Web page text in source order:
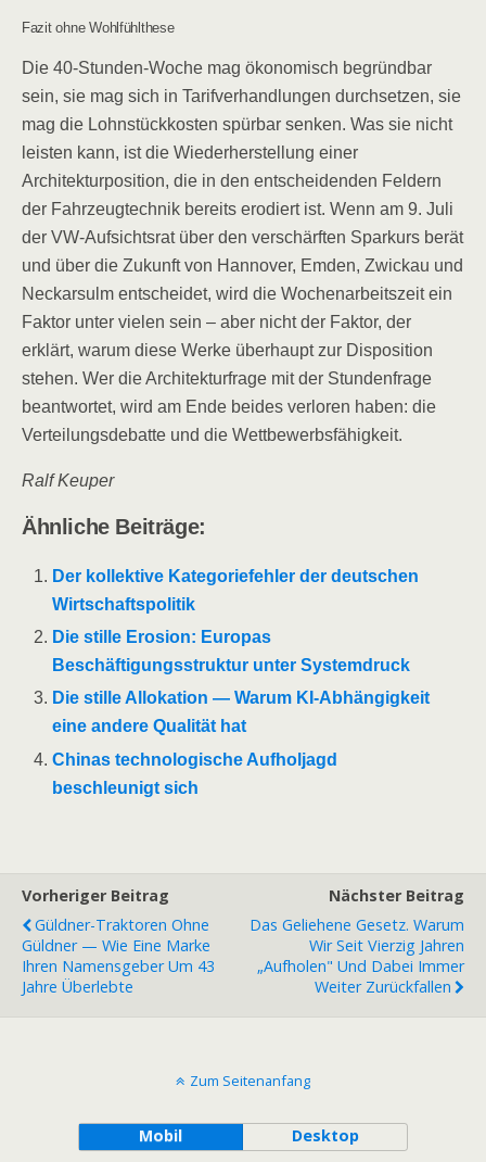
Fazit ohne Wohlfühlthese
Die 40-Stunden-Woche mag ökonomisch begründbar
sein, sie mag sich in Tarifverhandlungen durchsetzen, sie
mag die Lohnstückkosten spürbar senken. Was sie nicht
leisten kann, ist die Wiederherstellung einer
Architekturposition, die in den entscheidenden Feldern
der Fahrzeugtechnik bereits erodiert ist. Wenn am 9. Juli
der VW-Aufsichtsrat über den verschärften Sparkurs berät
und über die Zukunft von Hannover, Emden, Zwickau und
Neckarsulm entscheidet, wird die Wochenarbeitszeit ein
Faktor unter vielen sein – aber nicht der Faktor, der
erklärt, warum diese Werke überhaupt zur Disposition
stehen. Wer die Architekturfrage mit der Stundenfrage
beantwortet, wird am Ende beides verloren haben: die
Verteilungsdebatte und die Wettbewerbsfähigkeit.
Ralf Keuper
Ähnliche Beiträge:
Der kollektive Kategoriefehler der deutschen
Wirtschaftspolitik
Die stille Erosion: Europas
Beschäftigungsstruktur unter Systemdruck
Die stille Allokation — Warum KI-Abhängigkeit
eine andere Qualität hat
Chinas technologische Aufholjagd
beschleunigt sich
Vorheriger Beitrag
Güldner-Traktoren Ohne
Güldner — Wie Eine Marke
Ihren Namensgeber Um 43
Jahre Überlebte
Nächster Beitrag
Das Geliehene Gesetz. Warum
Wir Seit Vierzig Jahren
„aufholen" Und Dabei Immer
Weiter Zurückfallen
Zum Seitenanfang
Mobil Desktop